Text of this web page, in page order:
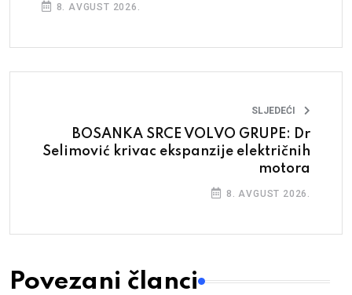
8. AVGUST 2026.
SLJEDEĆI
BOSANKA SRCE VOLVO GRUPE: Dr
Selimović krivac ekspanzije električnih
motora
8. AVGUST 2026.
Povezani članci